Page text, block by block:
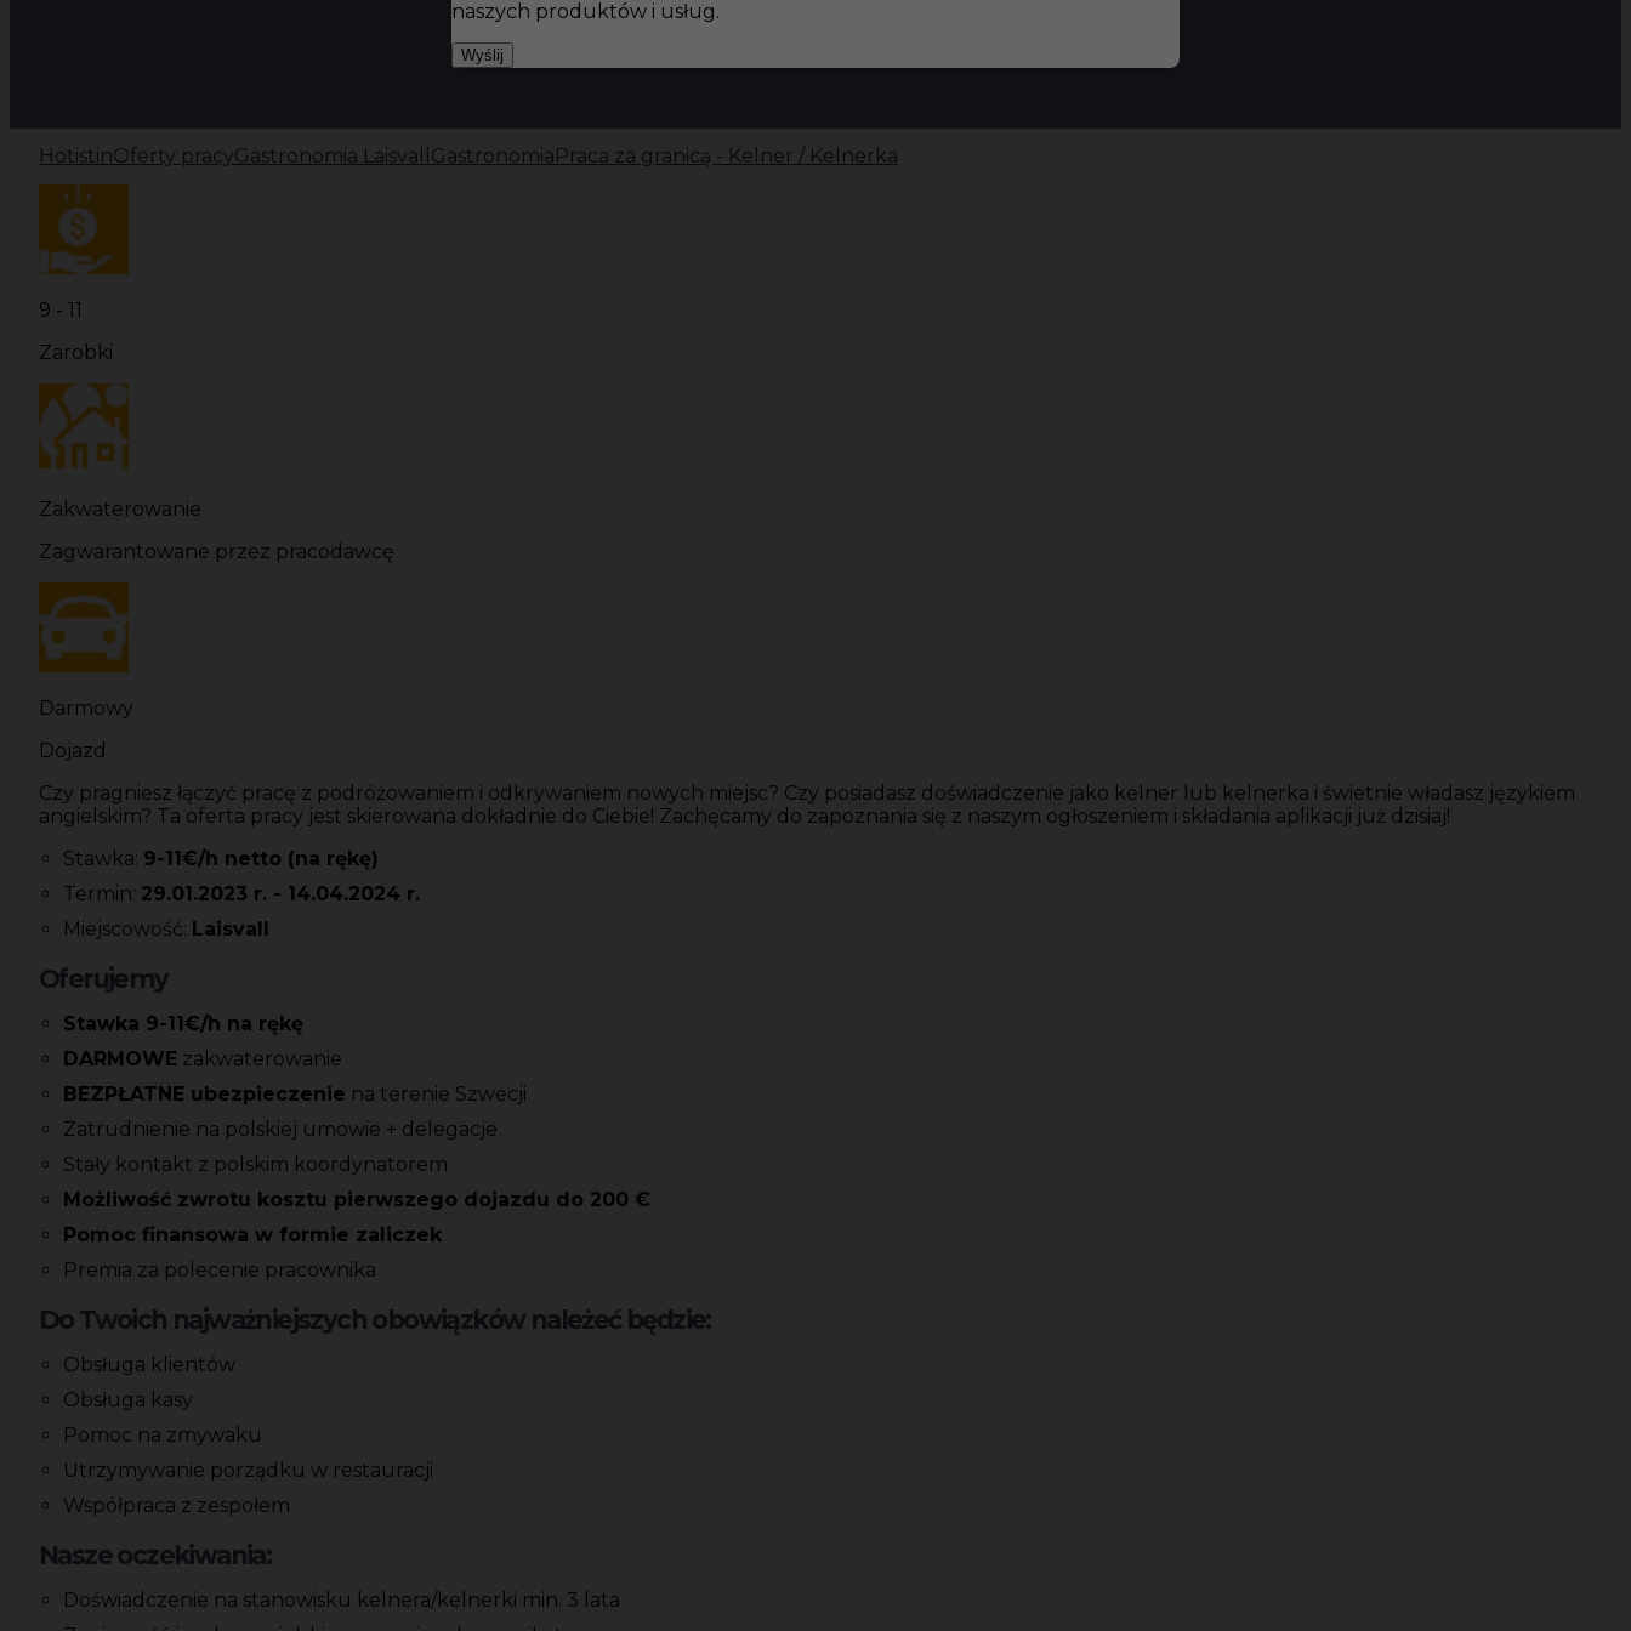
HotistinOferty pracyGastronomia Laisvall Gastronomia Praca za granicą - Kelner / Kelnerka
9 - 11
Zarobki
Zakwaterowanie
Zagwarantowane przez pracodawcę
Darmowy
Dojazd
Czy pragniesz łączyć pracę z podróżowaniem i odkrywaniem nowych miejsc? Czy posiadasz doświadczenie jako kelner lub kelnerka i świetnie władasz językiem
angielskim? Ta oferta pracy jest skierowana dokładnie do Ciebie! Zachęcamy do zapoznania się z naszym ogłoszeniem i składania aplikacji już dzisiaj!
Stawka: 9-11€/h netto (na rękę)
Termin: 29.01.2023 r. - 14.04.2024 r.
Miejscowość: Laisvall
Oferujemy
Stawka 9-11€/h na rękę
DARMOWE zakwaterowanie
BEZPŁATNE ubezpieczenie na terenie Szwecji
Zatrudnienie na polskiej umowie + delegacje
Stały kontakt z polskim koordynatorem
Możliwość zwrotu kosztu pierwszego dojazdu do 200 €
Pomoc finansowa w formie zaliczek
Premia za polecenie pracownika
Do Twoich najważniejszych obowiązków należeć będzie:
Obsługa klientów
Obsługa kasy
Pomoc na zmywaku
Utrzymywanie porządku w restauracji
Współpraca z zespołem
Nasze oczekiwania:
Doświadczenie na stanowisku kelnera/kelnerki min. 3 lata
naszych produktów i usług.
Wyślij